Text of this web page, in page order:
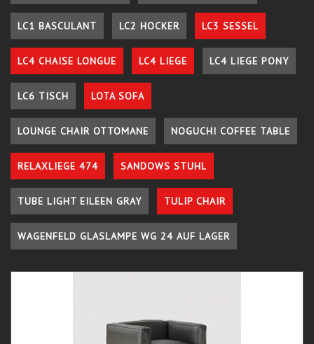
LC1 BASCULANT LC2 HOCKER LC3 SESSEL
LC4 CHAISE LONGUE LC4 LIEGE LC4 LIEGE PONY
LC6 TISCH LOTA SOFA
LOUNGE CHAIR OTTOMANE NOGUCHI COFFEE TABLE
RELAXLIEGE 474 SANDOWS STUHL
TUBE LIGHT EILEEN GRAY TULIP CHAIR
WAGENFELD GLASLAMPE WG 24 AUF LAGER